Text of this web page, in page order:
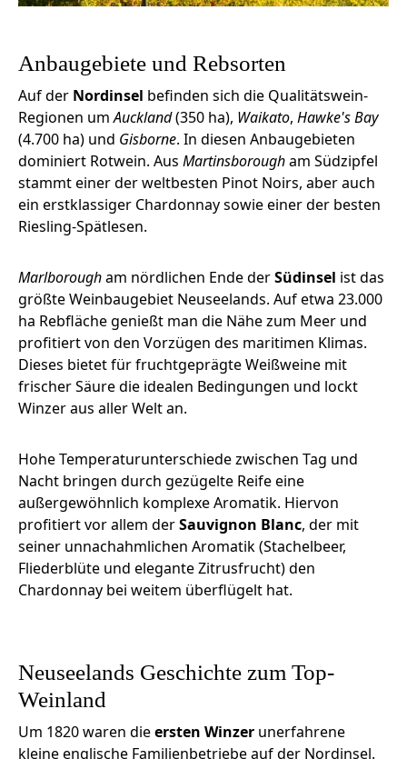
Anbaugebiete und Rebsorten
Auf der Nordinsel befinden sich die Qualitätswein-
Regionen umAuckland(350 ha), Waikato, Hawke's Bay
(4.700 ha) und Gisborne. In diesen Anbaugebieten
dominiert Rotwein. Aus Martinsborougham Südzipfel
stammt einer der weltbesten Pinot Noirs, aber auch
ein erstklassiger Chardonnay sowie einer der besten
Riesling-Spätlesen.
Marlborougham nördlichen Ende derSüdinsel ist das
größte Weinbaugebiet Neuseelands. Auf etwa 23.000
ha Rebfläche genießt man die Nähe zum Meer und
profitiert von den Vorzügen des maritimen Klimas.
Dieses bietet für fruchtgeprägte Weißweine mit
frischer Säure die idealen Bedingungen und lockt
Winzer aus aller Welt an.
Hohe Temperaturunterschiede zwischen Tag und
Nacht bringen durch gezügelte Reife eine
außergewöhnlich komplexe Aromatik. Hiervon
profitiert vor allem derSauvignon Blanc, der mit
seiner unnachahmlichen Aromatik (Stachelbeer,
Fliederblüte und elegante Zitrusfrucht) den
Chardonnay bei weitem überflügelt hat.
Neuseelands Geschichte zum Top-
Weinland
Um 1820 waren dieersten Winzer unerfahrene
kleine englische Familienbetriebe auf der Nordinsel.